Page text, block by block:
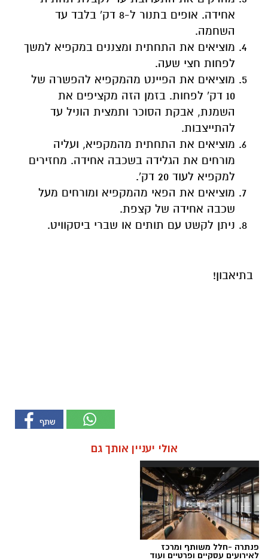
אחידה. אופים בתנור ל-8 דק' בלבד עד
השחמה.
מוציאים את התחתית ומצננים במקפיא למשך
לפחות חצי שעה.
מוציאים את הפיינט מהמקפיא להפשרה של
10 דק' לפחות. בזמן הזה מקציפים את
השמנת, אבקת הסוכר ותמצית הוניל עד
להתייצבות.
מוציאים את התחתית מהמקפיא, ועליה
מורחים את הגלידה בשכבה אחידה. מחזירים
למקפיא לעוד 20 דק'.
מוציאים את הפאי מהמקפיא ומורחים מעל
שכבה אחידה של קצפת.
ניתן לקשט עם תותים או שברי ביסקוויט.
בתיאבון!
אולי יעניין אותך גם
פנתרה -חלל משותף ומרכז
לאירועים עסקיים ופרטיים ועוד